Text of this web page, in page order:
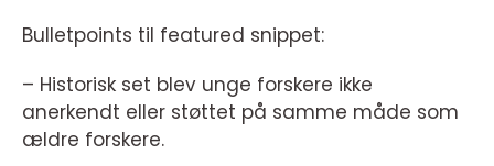
Bulletpoints til featured snippet:
– Historisk set blev unge forskere ikke
anerkendt eller støttet på samme måde som
ældre forskere.